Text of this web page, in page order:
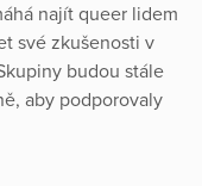
najít queer lidem
své zkušenosti v
budou stále
aby podporovaly